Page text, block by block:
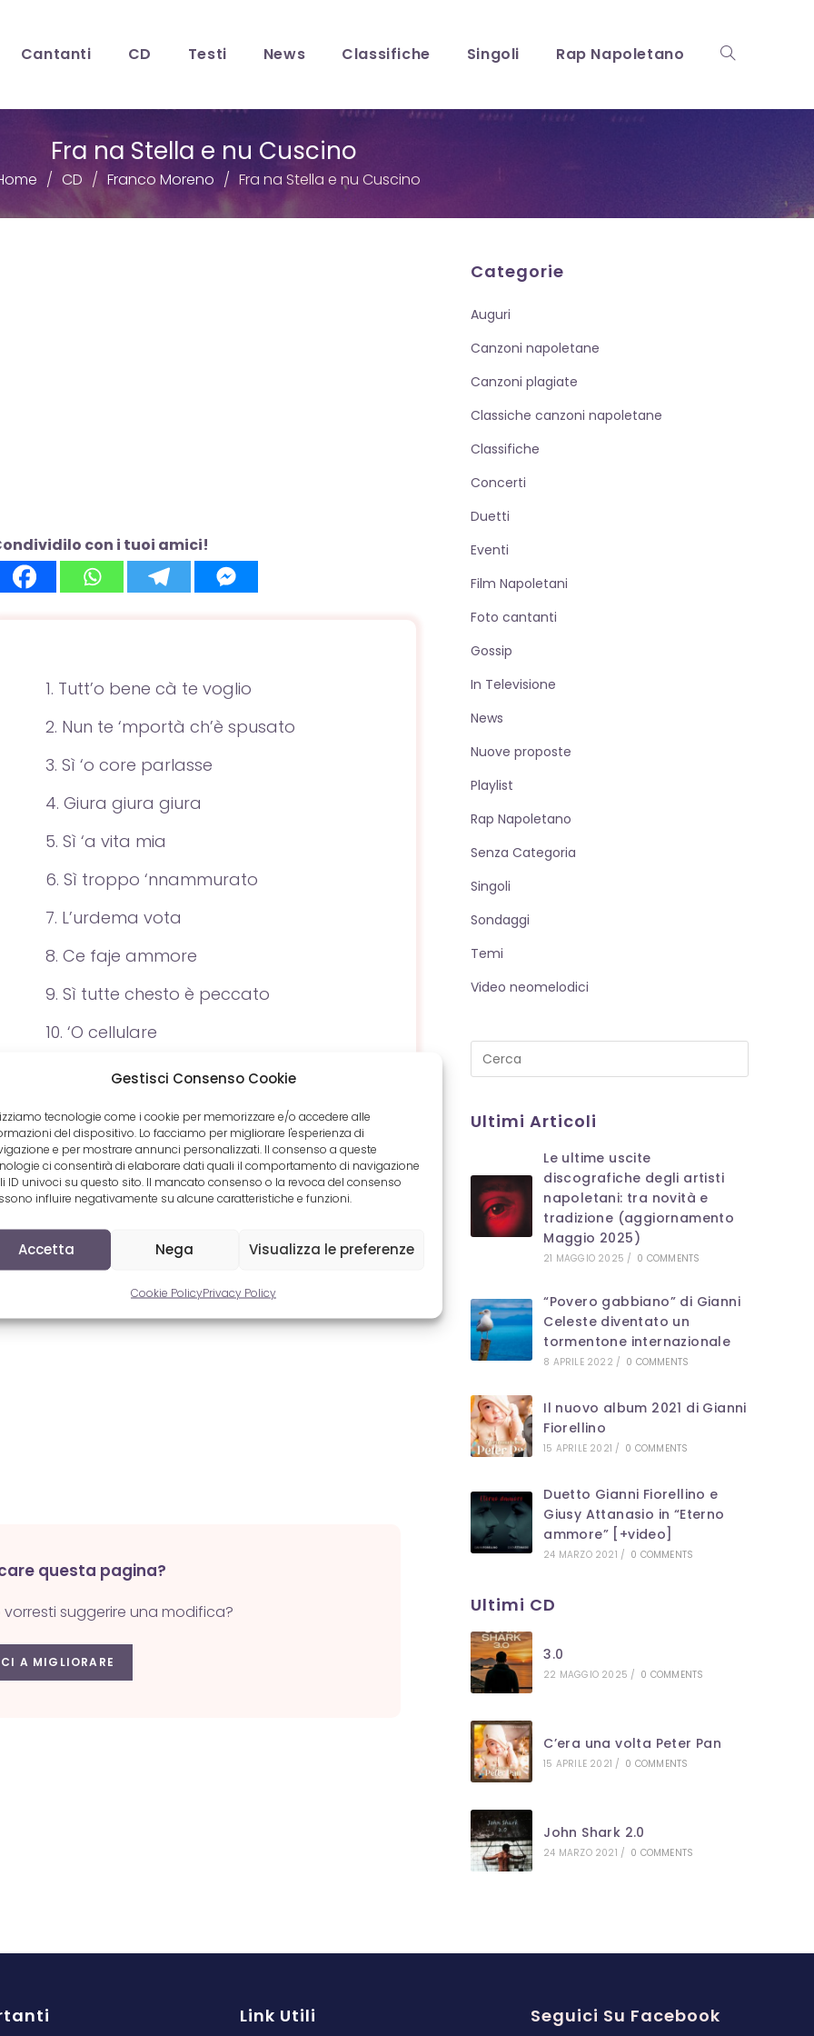
Gestisci Consenso Cookie
tecnologie come i cookie per memorizzare e/o accedere alle
del dispositivo. Lo facciamo per migliorare l'esperienza di
e per mostrare annunci personalizzati. Il consenso a queste
ci consentirà di elaborare dati quali il comportamento di navigazione
ID univoci su questo sito. Il mancato consenso o la revoca del consenso
influire negativamente su alcune caratteristiche e funzioni.
Accetta Nega Visualizza le preferenze
Cookie PolicyPrivacy Policy
Cantanti CD Testi News Classifiche Singoli Rap Napoletano Attiva/
Fra na Stella e nu Cuscino
CD Franco Moreno Fra na Stella e nu Cuscino
con i tuoi amici!
Tutt’o bene cà te voglio
Nun te ‘mportà ch’è spusato
Sì ‘o core parlasse
Giura giura giura
Sì ‘a vita mia
Sì troppo ‘nnammurato
L’urdema vota
Ce faje ammore
Sì tutte chesto è peccato
‘O cellulare
con i tuoi amici!
questa pagina?
suggerire una modifica?
A MIGLIORARE
Categorie
Auguri
Canzoni napoletane
Canzoni plagiate
Classiche canzoni napoletane
Classifiche
Concerti
Duetti
Eventi
Film Napoletani
Foto cantanti
Gossip
In Televisione
News
Nuove proposte
Playlist
Rap Napoletano
Senza Categoria
Singoli
Sondaggi
Temi
Video neomelodici
Escape
Ultimi Articoli
Le ultime uscite
discografiche degli artisti
napoletani: tra novità e
tradizione (aggiornamento
Maggio 2025)
21 MAGGIO 2025 / 0 COMMENTS
“Povero gabbiano” di Gianni
Celeste diventato un
tormentone internazionale
8 APRILE 2022 / 0 COMMENTS
Il nuovo album 2021 di Gianni
Fiorellino
15 APRILE 2021 / 0 COMMENTS
Duetto Gianni Fiorellino e
Giusy Attanasio in “Eterno
ammore” [+video]
24 MARZO 2021 / 0 COMMENTS
Ultimi CD
3.0
22 MAGGIO 2025 / 0 COMMENTS
C’era una volta Peter Pan
15 APRILE 2021 / 0 COMMENTS
John Shark 2.0
24 MARZO 2021 / 0 COMMENTS
Link Utili Seguici Su Facebook